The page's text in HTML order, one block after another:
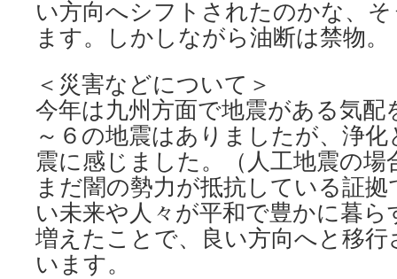
い方向へシフトされたのかな、
ます。しかしながら油断は禁物。
＜災害などについて＞
今年は九州方面で地震がある気配
～６の地震はありましたが、浄
震に感じました。（人工地震の
まだ闇の勢力が抵抗している証
い未来や人々が平和で豊かに暮
増えたことで、良い方向へと移
います。